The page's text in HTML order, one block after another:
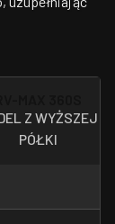
Z WYŻSZEJ
PÓŁKI